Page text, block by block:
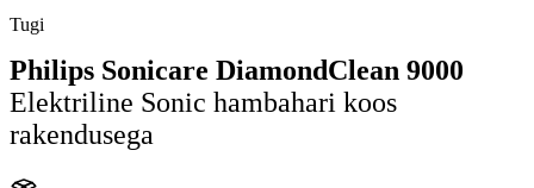
Tugi
Philips Sonicare DiamondClean 9000
Elektriline Sonic hambahari koos
rakendusega